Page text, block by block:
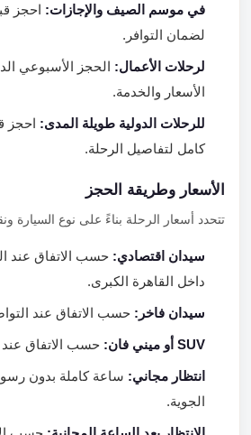
في موسم الصيف والإجازات:احجز
لضمان التوافر.
لرحلات الأعمال:الحجز الأسبوعي
الأسعار والخدمة.
للرحلات الدولية طويلة المدى:احجز
كامل لتفاصيل الرحلة.
الأسعار وطريقة الحجز
تتحدد أسعار الرحلة بناءً على نوع السيارة
سيدان اقتصادي:حسب الاتفاق عند
داخل القاهرة الكبرى.
سيدان فاخر:حسب الاتفاق عند
SUV أو ميني فان: حسب الاتفاق عند
انتظار مجاني:ساعة كاملة بدون رسوم
الجوية.